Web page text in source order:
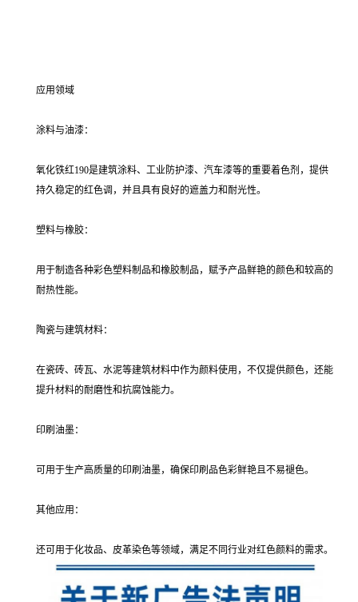
应用领域
涂料与油漆：
氧化铁红190是建筑涂料、工业防护漆、汽车漆等的重要着色剂，提供
持久稳定的红色调，并且具有良好的遮盖力和耐光性。
塑料与橡胶：
用于制造各种彩色塑料制品和橡胶制品，赋予产品鲜艳的颜色和较高的
耐热性能。
陶瓷与建筑材料：
在瓷砖、砖瓦、水泥等建筑材料中作为颜料使用，不仅提供颜色，还能
提升材料的耐磨性和抗腐蚀能力。
印刷油墨：
可用于生产高质量的印刷油墨，确保印刷品色彩鲜艳且不易褪色。
其他应用：
还可用于化妆品、皮革染色等领域，满足不同行业对红色颜料的需求。